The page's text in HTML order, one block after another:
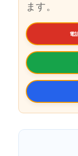
ます。
電